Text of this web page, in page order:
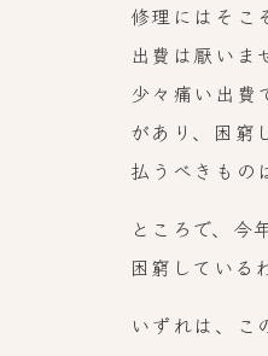
修理にはそこ
出費は厭いま
少々痛い出費
があり、困窮
払うべきもの
ところで、今
困窮している
いずれは、